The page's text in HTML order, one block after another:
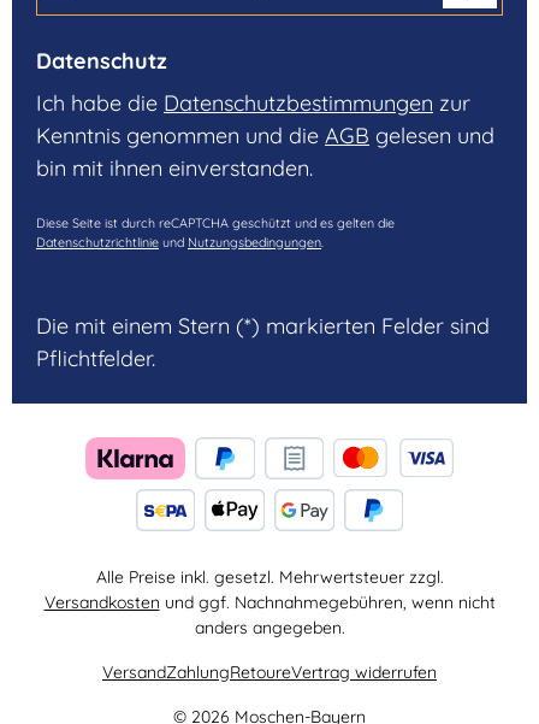
Datenschutz
Ich habe die Datenschutzbestimmungen zur
Kenntnis genommen und die AGB gelesen und
bin mit ihnen einverstanden.
Diese Seite ist durch reCAPTCHA geschützt und es gelten die
Datenschutzrichtlinie und Nutzungsbedingungen
Die mit einem Stern (*) markierten Felder sind
Pflichtfelder.
Alle Preise inkl. gesetzl. Mehrwertsteuer zzgl.
Versandkosten und ggf. Nachnahmegebühren, wenn nicht
anders angegeben.
© 2026 Moschen-Bayern
VersandZahlungRetoureVertrag widerrufen